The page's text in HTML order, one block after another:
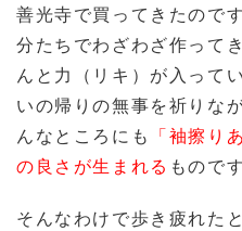
善光寺で買ってきたので
分たちでわざわざ作って
んと力（リキ）が入って
いの帰りの無事を祈りな
んなところにも 「袖擦り
の良さが生まれる ものです
そんなわけで歩き疲れた